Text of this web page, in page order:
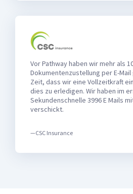
Vor Pathway haben wir mehr als
Dokumentenzustellung per E-
Zeit, dass wir eine Vollzeitkraft
dies zu erledigen. Wir haben im
Sekundenschnelle 3996 E Mails
verschickt.
—CSC Insurance